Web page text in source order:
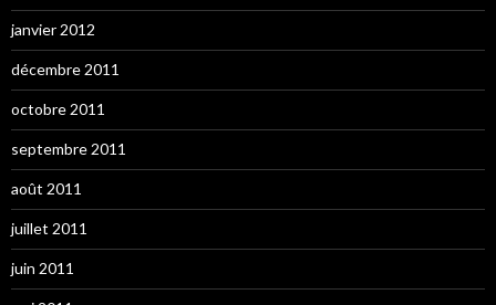
janvier 2012
décembre 2011
octobre 2011
septembre 2011
août 2011
juillet 2011
juin 2011